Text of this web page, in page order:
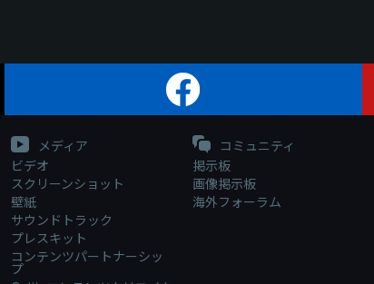
メディア
ビデオ
スクリーンショット
壁紙
サウンドトラック
プレスキット
コンテンツパートナーシッ
プ
コミュニティ
掲示板
画像掲示板
海外フォーラム